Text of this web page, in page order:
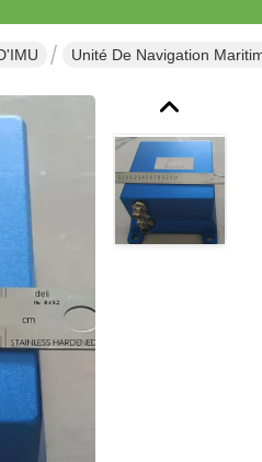
Unité De Navigation